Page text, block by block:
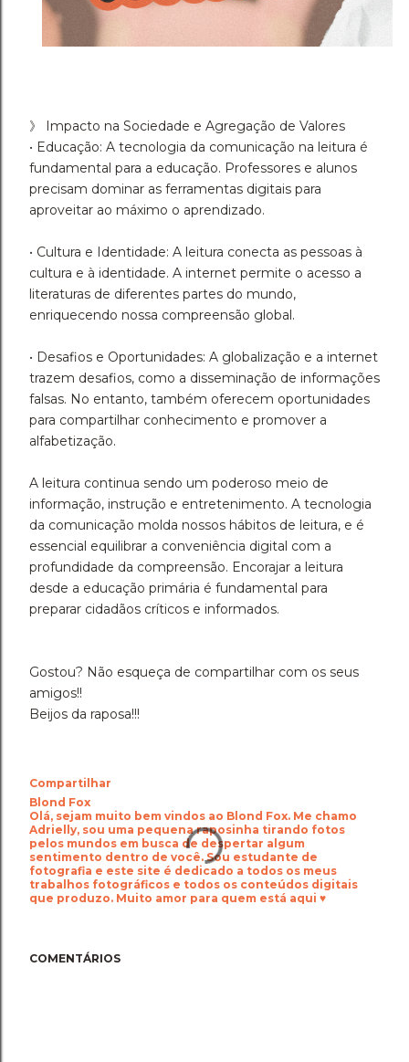
》 Impacto na Sociedade e Agregação de Valores
• Educação: A tecnologia da comunicação na leitura é
fundamental para a educação. Professores e alunos
precisam dominar as ferramentas digitais para
aproveitar ao máximo o aprendizado.
• Cultura e Identidade: A leitura conecta as pessoas à
cultura e à identidade. A internet permite o acesso a
literaturas de diferentes partes do mundo,
enriquecendo nossa compreensão global.
• Desafios e Oportunidades: A globalização e a internet
trazem desafios, como a disseminação de informações
falsas. No entanto, também oferecem oportunidades
para compartilhar conhecimento e promover a
alfabetização.
A leitura continua sendo um poderoso meio de
informação, instrução e entretenimento. A tecnologia
da comunicação molda nossos hábitos de leitura, e é
essencial equilibrar a conveniência digital com a
profundidade da compreensão. Encorajar a leitura
desde a educação primária é fundamental para
preparar cidadãos críticos e informados.
Gostou? Não esqueça de compartilhar com os seus
amigos!!
Beijos da raposa!!!
Compartilhar
Blond Fox
Olá, sejam muito bem vindos ao Blond Fox. Me chamo
Adrielly, sou uma pequena raposinha tirando fotos
pelos mundos em busca de despertar algum
sentimento dentro de você. Sou estudante de
fotografia e este site é dedicado a todos os meus
trabalhos fotográficos e todos os conteúdos digitais
que produzo. Muito amor para quem está aqui ♥
COMENTÁRIOS